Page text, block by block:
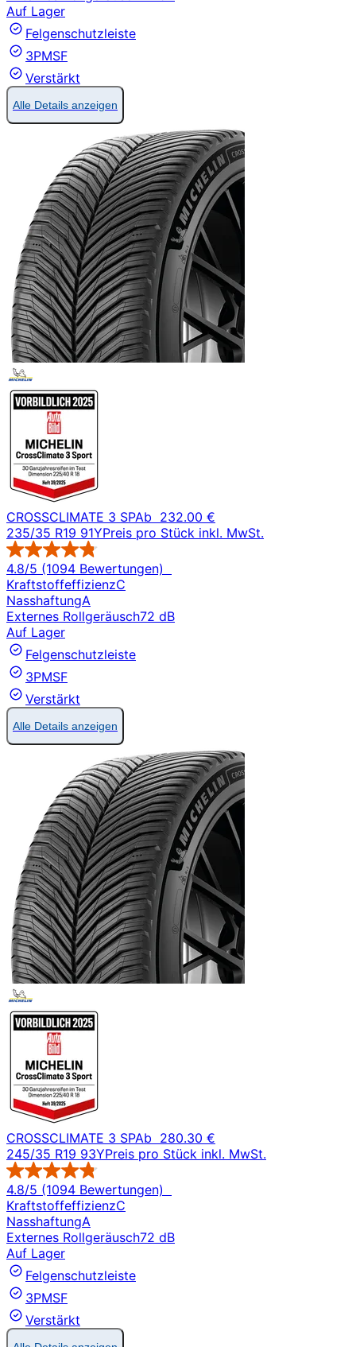
Auf Lager
Felgenschutzleiste
3PMSF
Verstärkt
Alle Details anzeigen
CROSSCLIMATE 3 SPAb 232.00 €
235/35 R19 91YPreis pro Stück inkl. MwSt.
4.8/5 (1094 Bewertungen)
KraftstoffeffizienzC
NasshaftungA
Externes Rollgeräusch72 dB
Auf Lager
Felgenschutzleiste
3PMSF
Verstärkt
Alle Details anzeigen
CROSSCLIMATE 3 SPAb 280.30 €
245/35 R19 93YPreis pro Stück inkl. MwSt.
4.8/5 (1094 Bewertungen)
KraftstoffeffizienzC
NasshaftungA
Externes Rollgeräusch72 dB
Auf Lager
Felgenschutzleiste
3PMSF
Verstärkt